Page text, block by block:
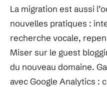
La migration est aussi
nouvelles pratiques :
recherche vocale,
Miser sur le guest
du nouveau domaine.
avec Google Analytics :